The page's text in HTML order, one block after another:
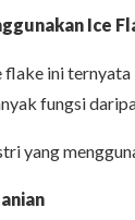
Ice
flake ini
fungsi
yang